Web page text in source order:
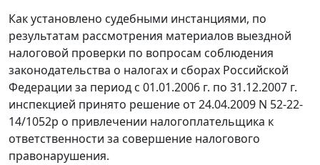
Как установлено судебными инстанциями, по
результатам рассмотрения материалов выездной
налоговой проверки по вопросам соблюдения
законодательства о налогах и сборах Российской
Федерации за период с 01.01.2006 г. по 31.12.2007 г.
инспекцией принято решение от 24.04.2009 N 52-22-
14/1052р о привлечении налогоплательщика к
ответственности за совершение налогового
правонарушения.